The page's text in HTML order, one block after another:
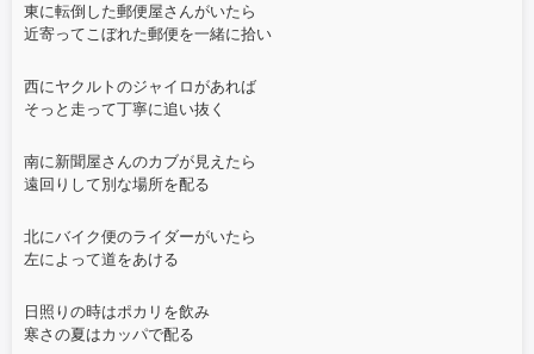
東に転倒した郵便屋さんがいたら
近寄ってこぼれた郵便を一緒に拾い
西にヤクルトのジャイロがあれば
そっと走って丁寧に追い抜く
南に新聞屋さんのカブが見えたら
遠回りして別な場所を配る
北にバイク便のライダーがいたら
左によって道をあける
日照りの時はポカリを飲み
寒さの夏はカッパで配る